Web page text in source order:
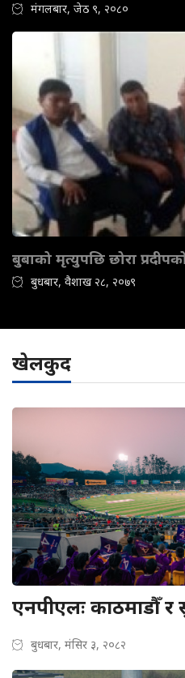
मंगलबार, जेठ ९, २०८०
बुबाको मृत्युपछि छोरा
बुधबार, वैशाख २८, २०७९
खेलकुद
एनपीएलः काठमाडौँ
बुधबार, मंसिर ३, २०८२